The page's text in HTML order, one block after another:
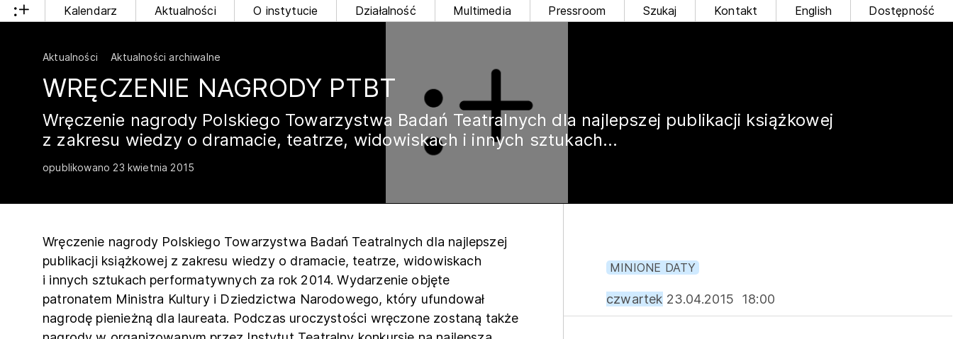
Kalendarz Aktualności O instytucie Działalność Multimedia Pressroom Szukaj Kontakt English Dostępność
Aktualności Aktualności archiwalne
WRĘCZENIE NAGRODY PTBT
Wręczenie nagrody Polskiego Towarzystwa Badań Teatralnych dla najlepszej publikacji książkowej
z zakresu wiedzy o dramacie, teatrze, widowiskach i innych sztukach...
opublikowano 23 kwietnia 2015
Wręczenie nagrody Polskiego Towarzystwa Badań Teatralnych dla najlepszej
publikacji książkowej z zakresu wiedzy o dramacie, teatrze, widowiskach
i innych sztukach performatywnych za rok 2014. Wydarzenie objęte
patronatem Ministra Kultury i Dziedzictwa Narodowego, który ufundował
nagrodę pienieżną dla laureata. Podczas uroczystości wręczone zostaną także
MINIONE DATY
czwartek 23.04.2015 18:00